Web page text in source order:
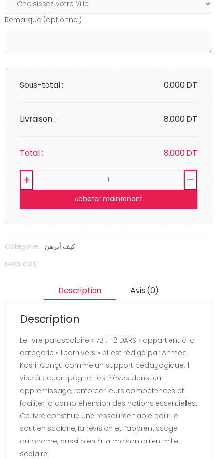
Remarque (optionnel)
Sous-total : 0.000 DT
Livraison : 8.000 DT
Total : 8.000 DT
Acheter maintenant
Catégorie: كيف أبرهن
Mots clés:
Description Avis (0)
Description
Le livre parascolaire « 7B1.1+2 DARS » appartient à la
catégorie « Learnivers » et est rédigé par Ahmed
Kasri. Conçu comme un support pédagogique, il
vise à accompagner les élèves dans leur
apprentissage, renforcer leurs compétences et
faciliter la compréhension des notions essentielles.
Ce livre constitue une ressource fiable pour le
soutien scolaire, la révision et l’apprentissage
autonome, aussi bien à la maison qu’en milieu
scolaire.